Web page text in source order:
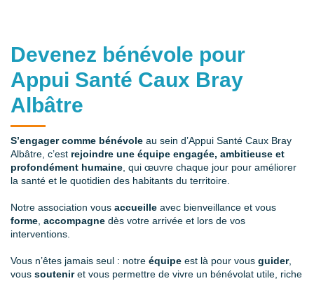
Devenez bénévole pour
Appui Santé Caux Bray
Albâtre
S’engager comme bénévole au sein d’Appui Santé Caux Bray
Albâtre, c’est rejoindre une équipe engagée, ambitieuse et
profondément humaine , qui œuvre chaque jour pour améliorer
la santé et le quotidien des habitants du territoire.
Notre association vous accueille avec bienveillance et vous
forme accompagne dès votre arrivée et lors de vos
interventions.
Vous n’êtes jamais seul : notre équipe est là pour vous guider,
vous souteniret vous permettre de vivre un bénévolat utile, riche